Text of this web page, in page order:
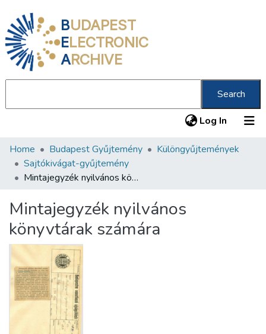
BUDAPEST
ELECTRONIC
ARCHIVE
Search
Log In (current)
Communities & Collections
All of DSpace
About us
Home Budapest Gyűjtemény
Különgyűjtemények
Sajtókivágat-gyűjtemény
Mintajegyzék nyilvános könyvtárak számára
Mintajegyzék nyilvános
könyvtárak számára